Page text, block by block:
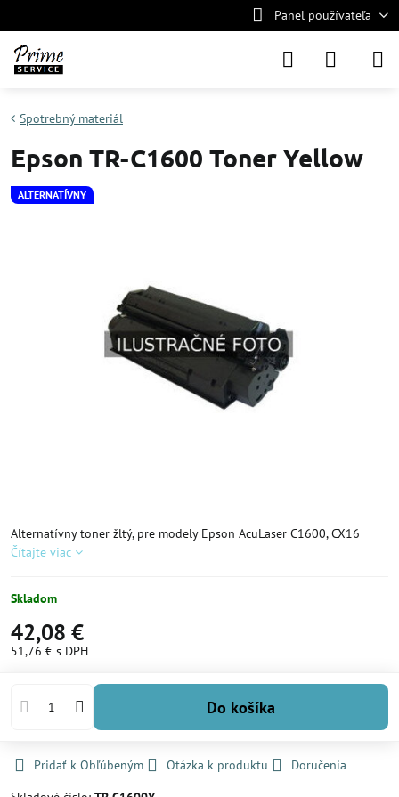
Panel používateľa
ALTERNATÍVNY
Spotrebný materiál
Epson TR-C1600 Toner Yellow
Alternatívny toner žltý, pre modely Epson AcuLaser C1600, CX16
Čítajte viac
Skladom
42,08 €
51,76 € s DPH
Do košíka
Pridať k Obľúbeným Otázka k produktu
Doručenia